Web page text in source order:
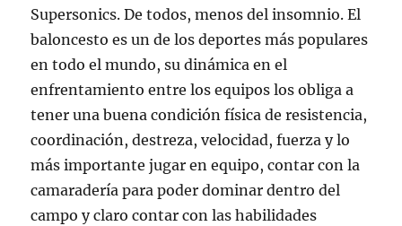
Supersonics. De todos, menos del insomnio. El
baloncesto es un de los deportes más populares
en todo el mundo, su dinámica en el
enfrentamiento entre los equipos los obliga a
tener una buena condición física de resistencia,
coordinación, destreza, velocidad, fuerza y lo
más importante jugar en equipo, contar con la
camaradería para poder dominar dentro del
campo y claro contar con las habilidades